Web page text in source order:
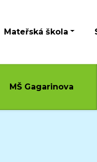
Mateřská škola
MŠ Gagarinova